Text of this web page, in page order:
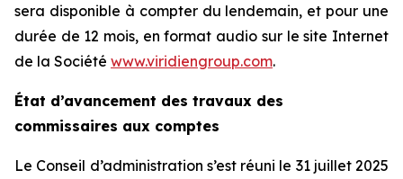
sera disponible à compter du lendemain, et pour une
durée de 12 mois, en format audio sur le site Internet
de la Société www.viridiengroup.com.
État d’avancement des travaux des
commissaires aux comptes
Le Conseil d’administration s’est réuni le 31 juillet 2025